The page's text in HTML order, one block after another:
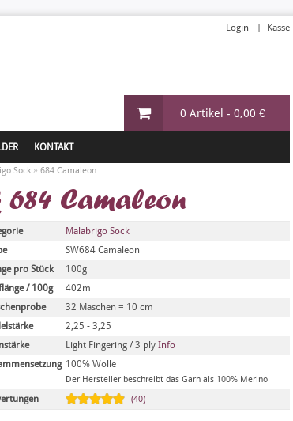
0 Artikel - 0,00 €
Login Kasse
KONTAKT
Sock » 684 Camaleon
Camaleon
Malabrigo Sock
SW684 Camaleon
pro Stück
100g
/ 100g
402m
32 Maschen = 10 cm
2,25 - 3,25
Light Fingering / 3 ply Info
100% Wolle
Der Hersteller beschreibt das Garn als 100% Merino
(40)